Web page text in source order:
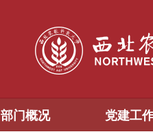
部门概况 党建工